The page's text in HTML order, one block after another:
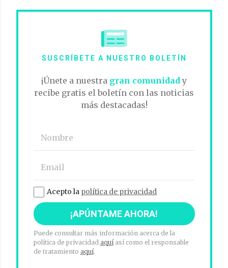
SUSCRÍBETE A NUESTRO BOLETÍN
¡Únete a nuestra gran comunidady
recibe gratis el boletín con las noticias
más destacadas!
Acepto la política de privacidad
Puede consultar más información acerca de la
política de privacidad aquíasí como el responsable
de tratamiento aquí.